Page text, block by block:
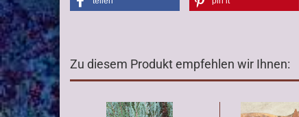
Zu diesem Produkt empfehlen wir Ihnen: